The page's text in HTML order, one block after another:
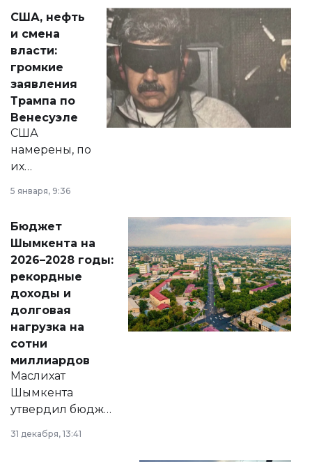
актуальных тем —
от слухов о
политических
реформах до
вопросов армии,
экономики и
личного здоровья.
США, нефть
и смена
власти:
громкие
заявления
Трампа по
Венесуэле
США
намерены, по
их
принести
народу
Венесуэлы.
5 января, 9:36
Бюджет
Шымкента на
2026–2028 годы:
рекордные
доходы и
долговая
нагрузка на
сотни
миллиардов
Маслихат
Шымкента
утвердил бюджет
города на 2026–
2028 годы.
31 декабря, 13:41